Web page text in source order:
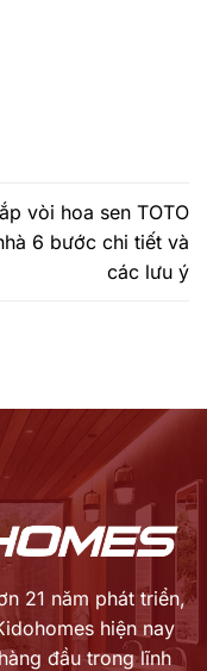
vòi hoa sen TOTO
6 bước chi tiết và
các lưu ý
21 năm phát triển,
hiện nay
đầu trong lĩnh